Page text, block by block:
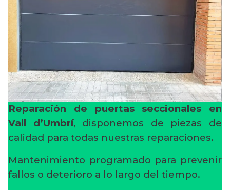
Reparación de puertas seccionales en
Vall d’Umbrí, disponemos de piezas de
calidad para todas nuestras reparaciones.
Mantenimiento programado para prevenir
fallos o deterioro a lo largo del tiempo.